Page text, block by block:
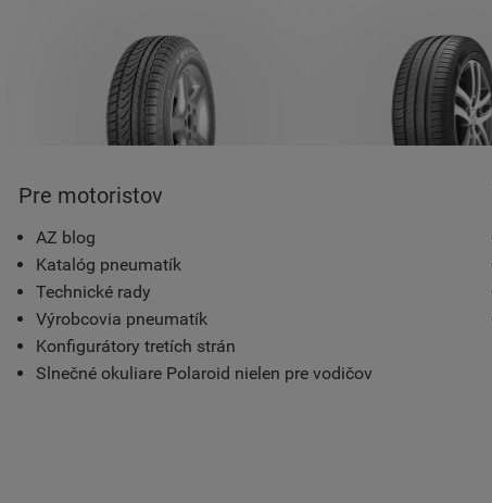
Pre motoristov
AZ blog
Katalóg pneumatík
Technické rady
Výrobcovia pneumatík
Konfigurátory tretích strán
Slnečné okuliare Polaroid nielen pre vodičov